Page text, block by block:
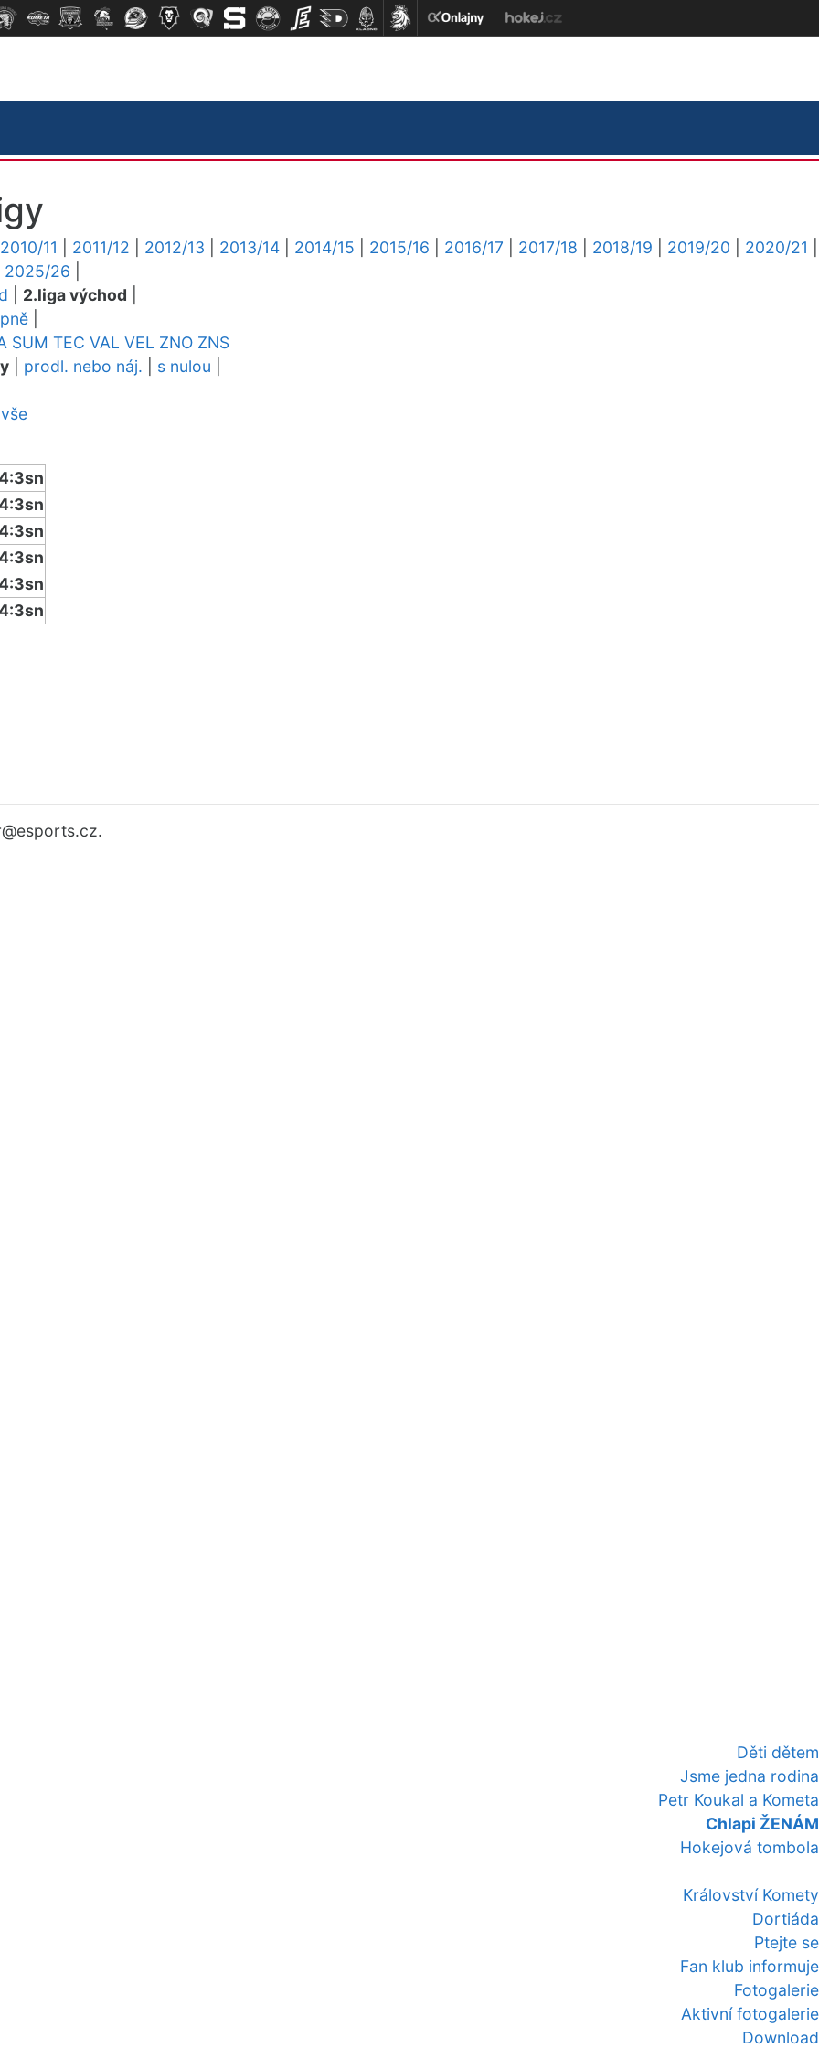
Děti dětem
Jsme jedna rodina
Petr Koukal a Kometa
Chlapi ŽENÁM
Hokejová tombola
Království Komety
Dortiáda
Ptejte se
Fan klub informuje
Fotogalerie
Aktivní fotogalerie
Download
2010/11 2011/12 2012/13 2013/14 2014/15 2015/16 2016/17 2017/18 2018/19 2019/20 2020/21
2025/26
2.liga východ
SUM TEC VAL VEL ZNO ZNS
prodl. nebo náj. s nulou
@esports.cz.